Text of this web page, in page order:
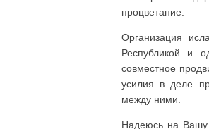
процветание.
Организация
Республикой и
совместное
усилия в деле
между ними.
Надеюсь на Вашу